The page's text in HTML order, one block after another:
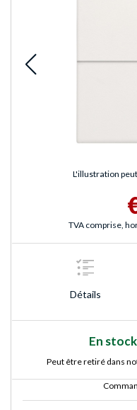
L'illustration
TVA comprise,
Détails
En stock
Peut être retiré dans